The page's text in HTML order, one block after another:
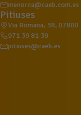
menorca@caeb.com.es
Pitiuses
Via Romana, 38, 07800
971 39 81 39
pitiuses@caeb.es